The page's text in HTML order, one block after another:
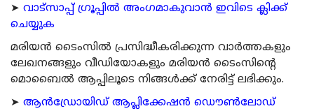
➤ വാട്സാപ്പ് ഗ്രൂപ്പിൽ അംഗമാകുവാൻ ഇവിടെ ക്ലിക്ക്
ചെയ്യുക
മരിയന്‍ ടൈംസില്‍ പ്രസിദ്ധീകരിക്കുന്ന വാര്‍ത്തകളും
ലേഖനങ്ങളും വീഡിയോകളും മരിയന്‍ ടൈംസിന്റെ
മൊബൈല്‍ ആപ്പിലൂടെ നിങ്ങള്‍ക്ക് നേരിട്ട് ലഭിക്കും.
➤ ആന്‍ഡ്രോയിഡ് ആപ്ലിക്കേഷന്‍ ഡൌണ്‍ലോഡ്